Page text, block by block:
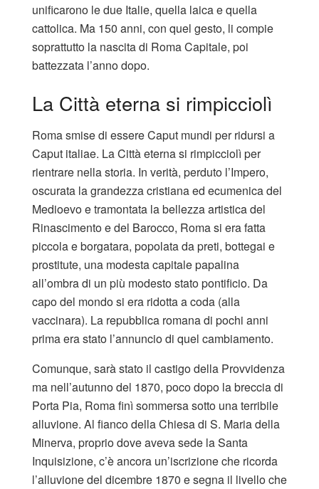
unificarono le due Italie, quella laica e quella
cattolica. Ma 150 anni, con quel gesto, li compie
soprattutto la nascita di Roma Capitale, poi
battezzata l’anno dopo.
La Città eterna si rimpicciolì
Roma smise di essere Caput mundi per ridursi a
Caput italiae. La Città eterna si rimpicciolì per
rientrare nella storia. In verità, perduto l’Impero,
oscurata la grandezza cristiana ed ecumenica del
Medioevo e tramontata la bellezza artistica del
Rinascimento e del Barocco, Roma si era fatta
piccola e borgatara, popolata da preti, bottegai e
prostitute, una modesta capitale papalina
all’ombra di un più modesto stato pontificio. Da
capo del mondo si era ridotta a coda (alla
vaccinara). La repubblica romana di pochi anni
prima era stato l’annuncio di quel cambiamento.
Comunque, sarà stato il castigo della Provvidenza
ma nell’autunno del 1870, poco dopo la breccia di
Porta Pia, Roma finì sommersa sotto una terribile
alluvione. Al fianco della Chiesa di S. Maria della
Minerva, proprio dove aveva sede la Santa
Inquisizione, c’è ancora un’iscrizione che ricorda
l’alluvione del dicembre 1870 e segna il livello che